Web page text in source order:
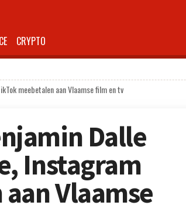
CRYPTO
meebetalen aan Vlaamse film en tv
Dalle
Instagram
Vlaamse